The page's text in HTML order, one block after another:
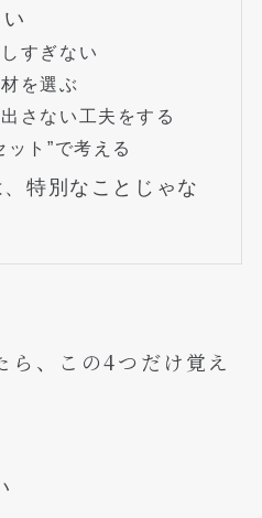
すぎない
を選ぶ
さない工夫をする
ト”で考える
特別なことじゃな
ら、この4つだけ覚え